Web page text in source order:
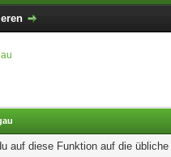
auf diese Funktion auf die